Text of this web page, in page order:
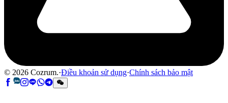
© 2026 Cozrum.·Điều khoản sử dụng·Chính sách bảo mật